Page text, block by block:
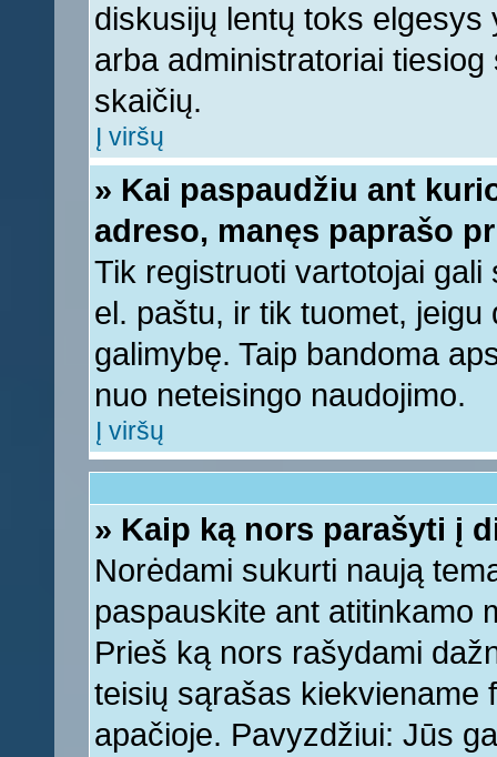
diskusijų lentų toks
arba administratoriai
skaičių.
Į viršų
» Kai paspaudžiu ant
adreso, manęs paprašo
Tik registruoti vartotojai
el. paštu, ir tik tuomet,
galimybę. Taip bandoma
nuo neteisingo naudojimo.
Į viršų
» Kaip ką nors parašyti į
Norėdami sukurti naują
paspauskite ant atitinkamo
Prieš ką nors rašydami
teisių sąrašas kiekviename
apačioje. Pavyzdžiui: Jūs